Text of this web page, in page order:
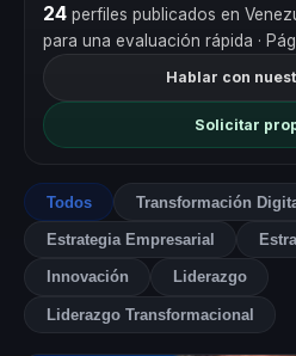
24perfiles publicados en
para una evaluación rápida ·
Hablar con
Solicitar
Todos Transformación
Estrategia Empresarial
Innovación Liderazgo
Liderazgo Transformacional